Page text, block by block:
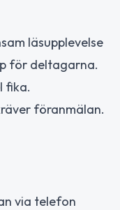
läsupplevelse
för deltagarna.
fika.
föranmälan.
via telefon